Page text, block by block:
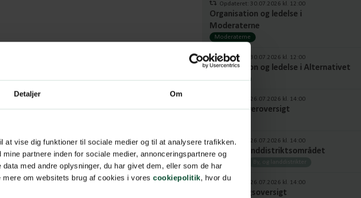
Detaljer Om
at vise dig funktioner til sociale medier og til at analysere trafikken.
partnere inden for sociale medier, annonceringspartnere og
med andre oplysninger, du har givet dem, eller som de har
om websitets brug af cookies i vores cookiepolitik, hvor du
Opdateret: 30.07.2026 kl. 12:00
Organisation og ledelse i
Moderaterne
Moderaterne
Opdateret: 30.07.2026 kl. 12:00
Organisation og ledelse i Alternativet
Alternativet
Opdateret: 26.07.2026 kl. 14:00
Fuld ordføreroversigt
Opdateret: 26.07.2026 kl. 14:00
Byer- og Landdistriktsområdet
By, og landdistrikter
Opdateret: 26.07.2026 kl. 14:00
Fuld udvalgsoversigt